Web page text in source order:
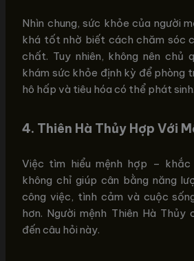
Nhìn chung, sức khỏe của người
khá tốt nhờ biết cách chăm sóc
chất. Tuy nhiên, không nên chủ
khám sức khỏe định kỳ để phòng
hô hấp và tiêu hóa có thể phát sinh.
4. Thiên Hà Thủy Hợp Với
Việc tìm hiểu mệnh hợp –
không chỉ giúp cân bằng năng
công việc, tình cảm và cuộc
hơn. Người mệnh Thiên Hà Thủy
đến câu hỏi này.